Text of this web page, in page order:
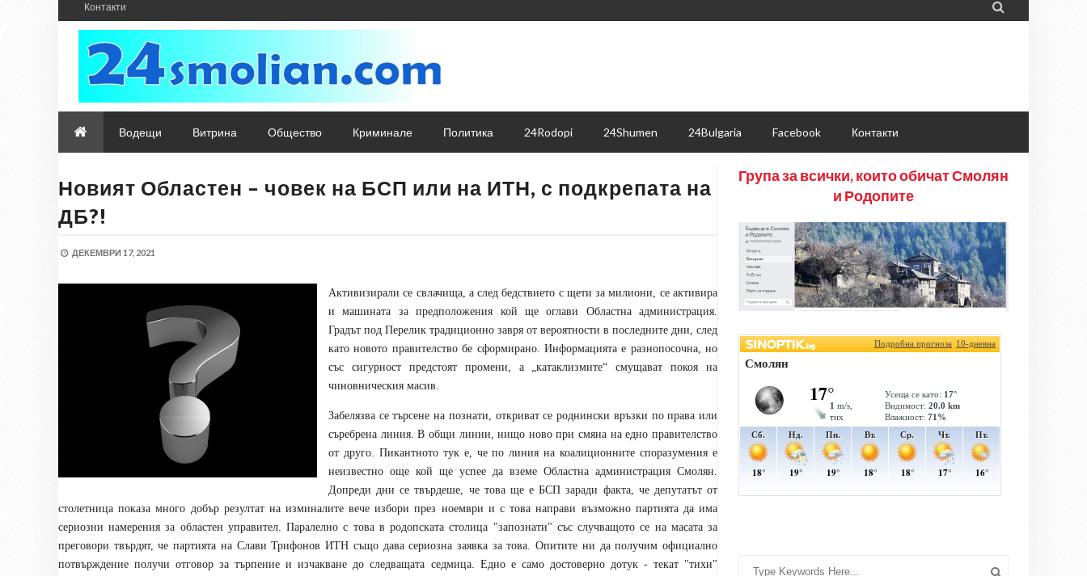
Контакти 
Водещи Витрина Общество Криминале Политика 24Rodopi 24Shumen 24Bulgaria Facebook Контакти
Новият Областен – човек на БСП или на ИТН, с подкрепата на
ДБ?!
ДЕКЕМВРИ 17, 2021
Активизирали се свлачища, а след бедствието с щети за милиони, се активира
и машината за предположения кой ще оглави Областна администрация.
Градът под Перелик традиционно завря от вероятности в последните дни, след
като новото правителство бе сформирано. Информацията е разнопосочна, но
със сигурност предстоят промени, а „катаклизмите“ смущават покоя на
чиновническия масив.
Забелязва се търсене на познати, откриват се роднински връзки по права или
съребрена линия. В общи линии, нищо ново при смяна на едно правителство
от друго. Пикантното тук е, че по линия на коалиционните споразумения е
неизвестно още кой ще успее да вземе Областна администрация Смолян.
Допреди дни се твърдеше, че това ще е БСП заради факта, че депутатът от
столетница показа много добър резултат на изминалите вече избори през ноември и с това направи възможно партията да има
сериозни намерения за областен управител. Паралелно с това в родопската столица "запознати" със случващото се на масата за
преговори твърдят, че партията на Слави Трифонов ИТН също дава сериозна заявка за това. Опитите ни да получим официално
потвърждение получи отговор за търпение и изчакване до следващата седмица. Едно е само достоверно дотук - текат "тихи"
Група за всички, които обичат Смолян
и Родопите